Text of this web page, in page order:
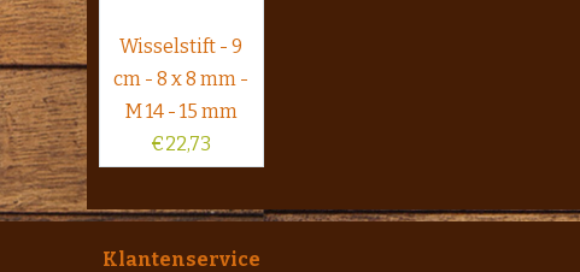
Wisselstift - 9
cm - 8 x 8 mm -
M 14 - 15 mm
€22,73
Klantenservice